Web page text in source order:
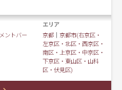
ントバー
エリア
京都｜ 京都市(右京区・
左京区・北区・西京区・
南区・上京区・中京区・
下京区・東山区・山科
区・伏見区)